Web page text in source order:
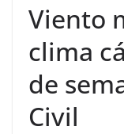
Viento
clima
de
Civil